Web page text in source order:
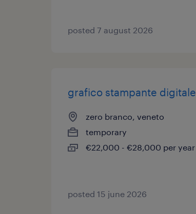
posted 7 august 2026
grafico stampante digitale
zero branco, veneto
temporary
€22,000 - €28,000 per year
posted 15 june 2026